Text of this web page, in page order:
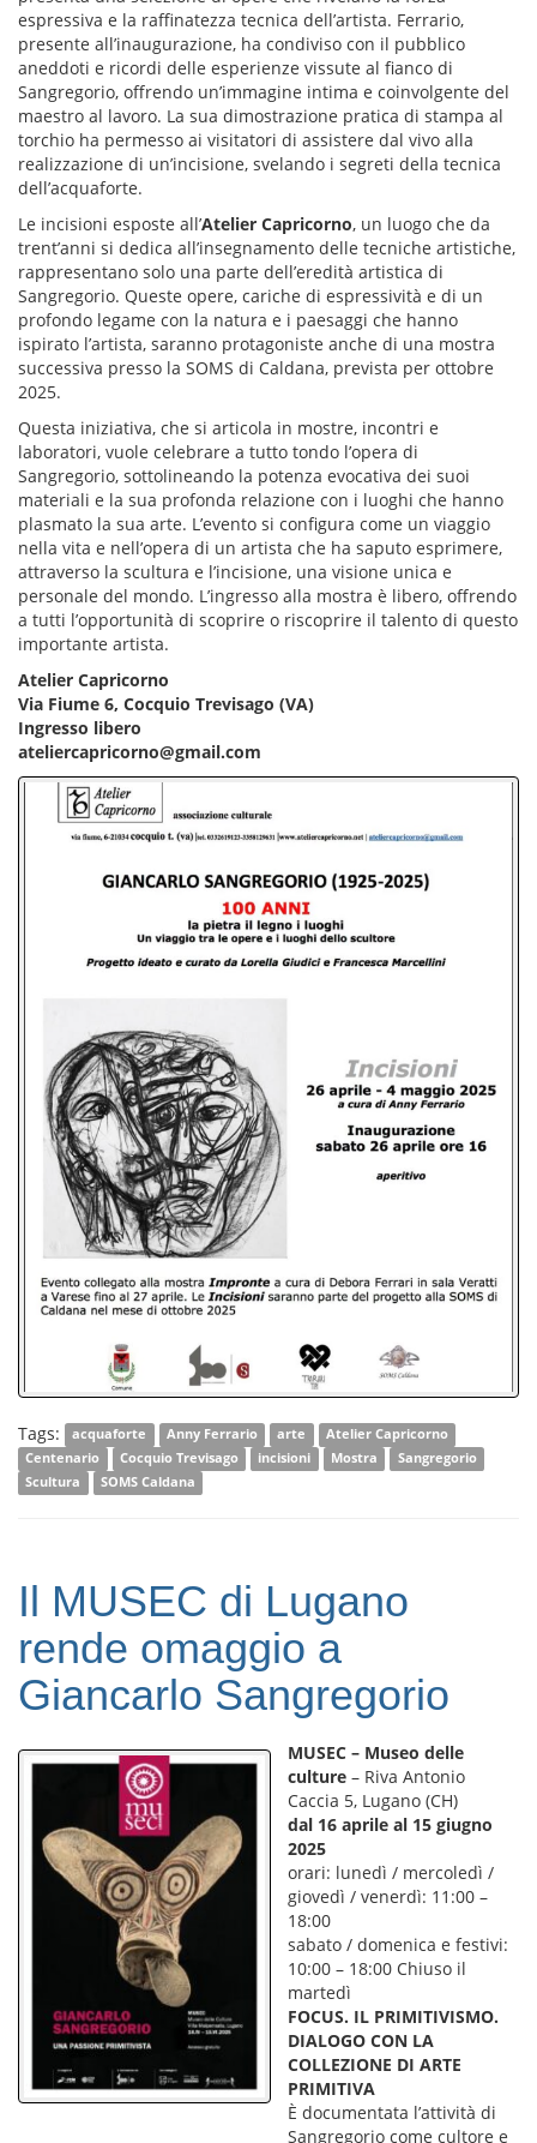
espressiva e la raffinatezza tecnica dell’artista. Ferrario,
presente all’inaugurazione, ha condiviso con il pubblico
aneddoti e ricordi delle esperienze vissute al fianco di
Sangregorio, offrendo un’immagine intima e coinvolgente del
maestro al lavoro. La sua dimostrazione pratica di stampa al
torchio ha permesso ai visitatori di assistere dal vivo alla
realizzazione di un’incisione, svelando i segreti della tecnica
dell’acquaforte.
Le incisioni esposte all’Atelier Capricorno, un luogo che da
trent’anni si dedica all’insegnamento delle tecniche artistiche,
rappresentano solo una parte dell’eredità artistica di
Sangregorio. Queste opere, cariche di espressività e di un
profondo legame con la natura e i paesaggi che hanno
ispirato l’artista, saranno protagoniste anche di una mostra
successiva presso la SOMS di Caldana, prevista per ottobre
2025.
Questa iniziativa, che si articola in mostre, incontri e
laboratori, vuole celebrare a tutto tondo l’opera di
Sangregorio, sottolineando la potenza evocativa dei suoi
materiali e la sua profonda relazione con i luoghi che hanno
plasmato la sua arte. L’evento si configura come un viaggio
nella vita e nell’opera di un artista che ha saputo esprimere,
attraverso la scultura e l’incisione, una visione unica e
personale del mondo. L’ingresso alla mostra è libero, offrendo
a tutti l’opportunità di scoprire o riscoprire il talento di questo
importante artista.
Atelier Capricorno
Via Fiume 6, Cocquio Trevisago (VA)
Ingresso libero
ateliercapricorno@gmail.com
Tags: acquaforte Anny Ferrario arte
Atelier Capricorno
Centenario
Cocquio Trevisago incisioni Mostra
Sangregorio
Scultura
SOMS Caldana
Il MUSEC di Lugano
rende omaggio a
Giancarlo Sangregorio
MUSEC – Museo delle
culture – Riva Antonio
Caccia 5, Lugano (CH)
dal 16 aprile al 15 giugno
2025
orari: lunedì / mercoledì /
giovedì / venerdì: 11:00 –
18:00
sabato / domenica e festivi:
10:00 – 18:00 Chiuso il
martedì
FOCUS. IL PRIMITIVISMO.
DIALOGO CON LA
COLLEZIONE DI ARTE
PRIMITIVA
È documentata l’attività di
Sangregorio come cultore e